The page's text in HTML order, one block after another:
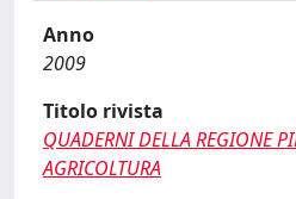
Anno
2009
Titolo rivista
QUADERNI DELLA REGIONE
AGRICOLTURA